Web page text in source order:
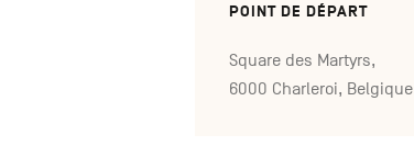
POINT DE DÉPART
Square des Martyrs,
6000 Charleroi, Belgique